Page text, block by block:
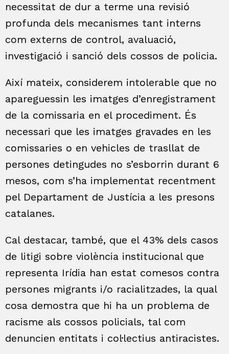
necessitat de dur a terme una revisió
profunda dels mecanismes tant interns
com externs de control, avaluació,
investigació i sanció dels cossos de policia.
Així mateix, considerem intolerable que no
apareguessin les imatges d’enregistrament
de la comissaria en el procediment. És
necessari que les imatges gravades en les
comissaries o en vehicles de trasllat de
persones detingudes no s’esborrin durant 6
mesos, com s’ha implementat recentment
pel Departament de Justícia a les presons
catalanes.
Cal destacar, també, que el 43% dels casos
de litigi sobre violència institucional que
representa Irídia han estat comesos contra
persones migrants i/o racialitzades, la qual
cosa demostra que hi ha un problema de
racisme als cossos policials, tal com
denuncien entitats i col·lectius antiracistes.